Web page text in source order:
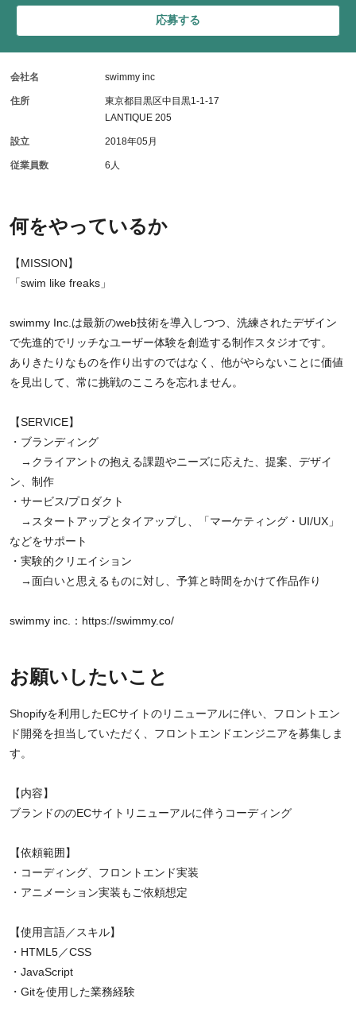
何をやっているか
【MISSION】
「swim like freaks」
swimmy Inc.は最新のweb技術を導入しつつ、洗練されたデザイン
で先進的でリッチなユーザー体験を創造する制作スタジオです。
ありきたりなものを作り出すのではなく、他がやらないことに価値
を見出して、常に挑戦のこころを忘れません。
【SERVICE】
・ブランディング
→クライアントの抱える課題やニーズに応えた、提案、デザイ
ン、制作
・サービス/プロダクト
→スタートアップとタイアップし、「マーケティング・UI/UX」
などをサポート
・実験的クリエイション
→面白いと思えるものに対し、予算と時間をかけて作品作り
swimmy inc.： https://swimmy.co/
お願いしたいこと
Shopifyを利用したECサイトのリニューアルに伴い、フロントエン
ド開発を担当していただく、フロントエンドエンジニアを募集しま
す。
【内容】
ブランドののECサイトリニューアルに伴うコーディング
【依頼範囲】
・コーディング、フロントエンド実装
・アニメーション実装もご依頼想定
【使用言語／スキル】
・HTML5／CSS
・JavaScript
・Gitを使用した業務経験
応募する
会社名 swimmy inc
住所
東京都目黒区中目黒1-1-17
LANTIQUE 205
設立 2018年05月
従業員数 6人